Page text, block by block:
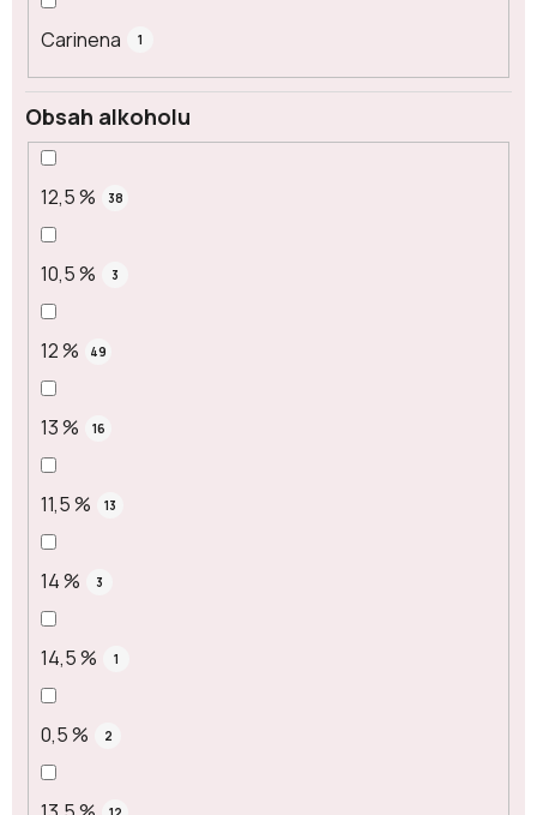
Carinena 1
Obsah alkoholu
12,5 % 38
10,5 % 3
12 % 49
13 % 16
11,5 % 13
14 % 3
14,5 % 1
0,5 % 2